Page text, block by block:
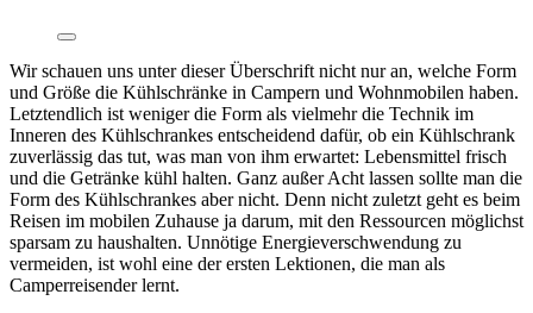
Wir schauen uns unter dieser Überschrift nicht nur an, welche Form
und Größe die Kühlschränke in Campern und Wohnmobilen haben.
Letztendlich ist weniger die Form als vielmehr die Technik im
Inneren des Kühlschrankes entscheidend dafür, ob ein Kühlschrank
zuverlässig das tut, was man von ihm erwartet: Lebensmittel frisch
und die Getränke kühl halten. Ganz außer Acht lassen sollte man die
Form des Kühlschrankes aber nicht. Denn nicht zuletzt geht es beim
Reisen im mobilen Zuhause ja darum, mit den Ressourcen möglichst
sparsam zu haushalten. Unnötige Energieverschwendung zu
vermeiden, ist wohl eine der ersten Lektionen, die man als
Camperreisender lernt.